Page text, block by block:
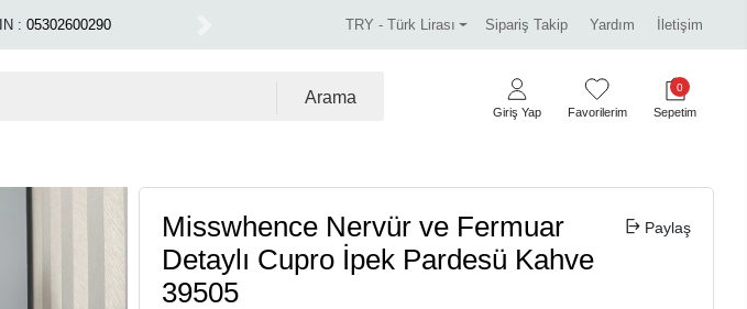
Alışverişlerinizde Kargo Ücretsiz! Miss Dalida marka ürünlerde %30 indirim.
KARGO TRY - Türk Lirası Sipariş Takip Yardım İletişim
Arama
Giriş Yap Favorilerim
0
Sepetim
Misswhence Nervür ve Fermuar
Detaylı Cupro İpek Pardesü Kahve
39505
Paylaş